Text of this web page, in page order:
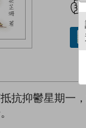
抗抑鬱星期一